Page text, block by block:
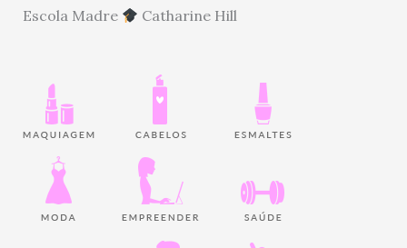
Escola Madre
Catharine Hill